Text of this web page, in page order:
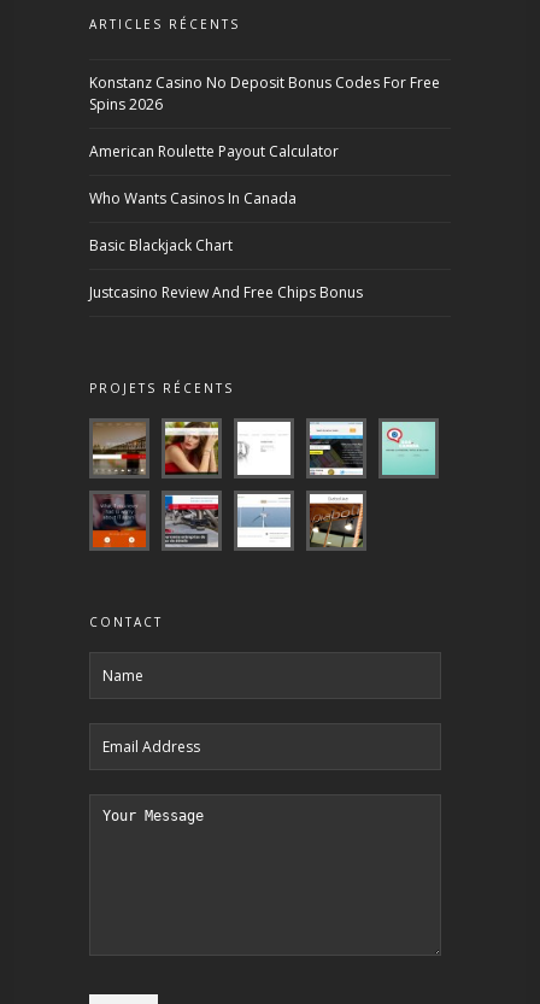
ARTICLES RÉCENTS
Konstanz Casino No Deposit Bonus Codes For Free
Spins 2026
American Roulette Payout Calculator
Who Wants Casinos In Canada
Basic Blackjack Chart
Justcasino Review And Free Chips Bonus
PROJETS RÉCENTS
CONTACT